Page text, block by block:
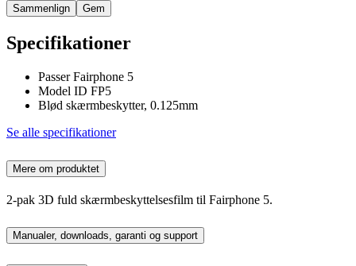
Sammenlign Gem
Specifikationer
Passer Fairphone 5
Model ID FP5
Blød skærmbeskytter, 0.125mm
Se alle specifikationer
Mere om produktet
2-pak 3D fuld skærmbeskyttelsesfilm til Fairphone 5.
Manualer, downloads, garanti og support